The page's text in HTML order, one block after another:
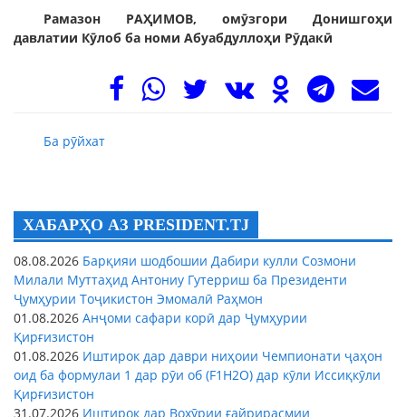
Рамазон РАҲИМОВ, омӯзгори Донишгоҳи
давлатии Кӯлоб ба номи Абуабдуллоҳи Рӯдакӣ
Ба рӯйхат
ХАБАРҲО АЗ PRESIDENT.TJ
08.08.2026 Барқияи шодбошии Дабири кулли Созмони
Милали Муттаҳид Антониу Гутерриш ба Президенти
Ҷумҳурии Тоҷикистон Эмомалӣ Раҳмон
01.08.2026 Анҷоми сафари корӣ дар Ҷумҳурии
Қирғизистон
01.08.2026 Иштирок дар даври ниҳоии Чемпионати ҷаҳон
оид ба формулаи 1 дар рӯи об (F1H2O) дар кӯли Иссиқкӯли
Қирғизистон
31.07.2026 Иштирок дар Вохӯрии ғайрирасмии